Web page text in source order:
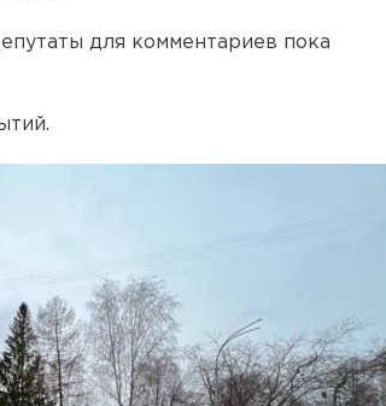
для комментариев пока